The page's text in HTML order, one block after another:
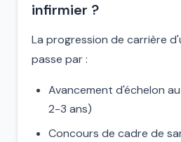
infirmier ?
La progression de carrière
passe par :
Avancement d'échelon
2-3 ans)
Concours de cadre de